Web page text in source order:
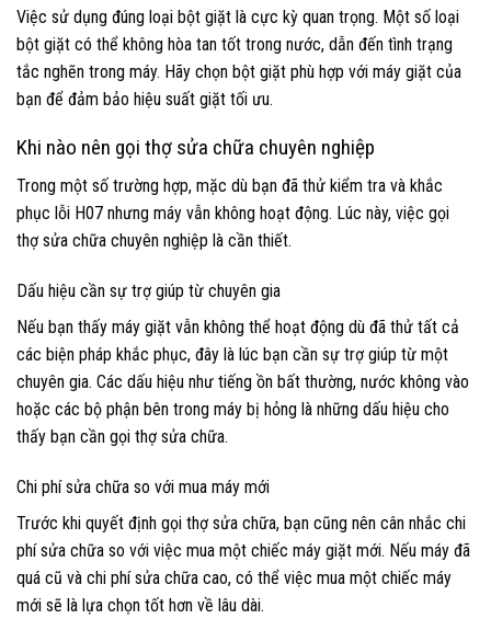
Việc sử dụng đúng loại bột giặt là cực kỳ quan trọng. Một số loại
bột giặt có thể không hòa tan tốt trong nước, dẫn đến tình trạng
tắc nghẽn trong máy. Hãy chọn bột giặt phù hợp với máy giặt của
bạn để đảm bảo hiệu suất giặt tối ưu.
Khi nào nên gọi thợ sửa chữa chuyên nghiệp
Trong một số trường hợp, mặc dù bạn đã thử kiểm tra và khắc
phục lỗi H07 nhưng máy vẫn không hoạt động. Lúc này, việc gọi
thợ sửa chữa chuyên nghiệp là cần thiết.
Dấu hiệu cần sự trợ giúp từ chuyên gia
Nếu bạn thấy máy giặt vẫn không thể hoạt động dù đã thử tất cả
các biện pháp khắc phục, đây là lúc bạn cần sự trợ giúp từ một
chuyên gia. Các dấu hiệu như tiếng ồn bất thường, nước không vào
hoặc các bộ phận bên trong máy bị hỏng là những dấu hiệu cho
thấy bạn cần gọi thợ sửa chữa.
Chi phí sửa chữa so với mua máy mới
Trước khi quyết định gọi thợ sửa chữa, bạn cũng nên cân nhắc chi
phí sửa chữa so với việc mua một chiếc máy giặt mới. Nếu máy đã
quá cũ và chi phí sửa chữa cao, có thể việc mua một chiếc máy
mới sẽ là lựa chọn tốt hơn về lâu dài.